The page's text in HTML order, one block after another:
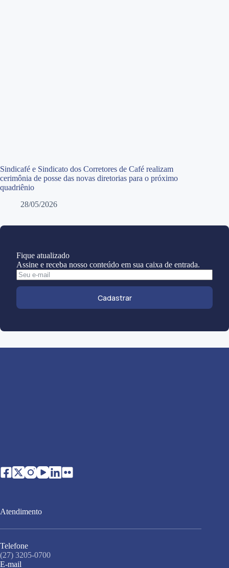
Sindicafé e Sindicato dos Corretores de Café realizam
cerimônia de posse das novas diretorias para o próximo
quadriênio
28/05/2026
Fique atualizado
Assine e receba nosso conteúdo em sua caixa de entrada.
Cadastrar
Atendimento
Telefone
(27) 3205-0700
E-mail